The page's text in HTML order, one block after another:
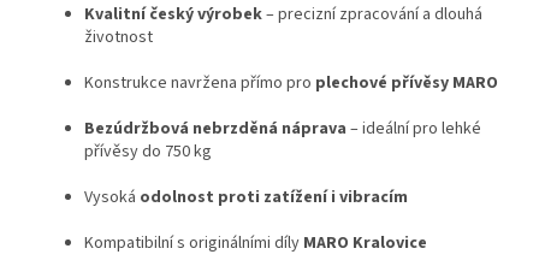
Kvalitní český výrobek– precizní zpracování a dlouhá
životnost
Konstrukce navržena přímo pro plechové přívěsy MARO
Bezúdržbová nebrzděná náprava – ideální pro lehké
přívěsy do 750 kg
Vysoká odolnost proti zatížení i vibracím
Kompatibilní s originálními díly MARO Kralovice